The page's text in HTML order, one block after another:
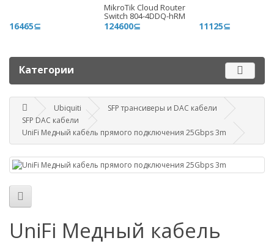
Наш адрес
г. Бишкек, ул. Матросова, 47
Посмотреть адрес в 2GIS
График работы
Пн-пт - 9.00-18.00
16465⊆
MikroTik Cloud Router
Switch 804-4DDQ-hRM
124600⊆ 11125⊆
Категории
Ubiquiti
SFP трансиверы и DAC кабели
SFP DAC кабели
UniFi Медный кабель прямого подключения 25Gbps 3m
UniFi Медный кабель